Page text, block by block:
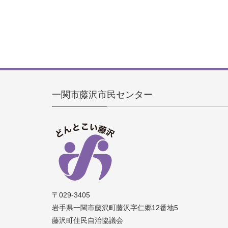
一関市藤沢市民センター
〒029-3405
岩手県一関市藤沢町藤沢字仁郷12番地5
藤沢町住民自治協議会